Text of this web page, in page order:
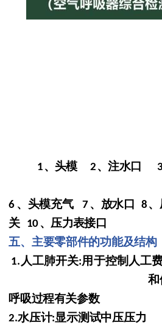
1 、头模 2 、注水口 3
6 、头模充气 7 、放水口 8
关
10 、压力表接口
五、主要零部件的功能及结构
1. 人工肺开关:用于控制人工
和
呼吸过程有关参数
2.水压计:显示测试中压压力